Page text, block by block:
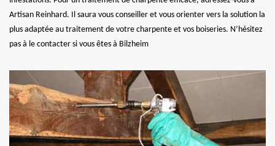
Artisan Reinhard. Il saura vous conseiller et vous orienter vers la solution la
plus adaptée au traitement de votre charpente et vos boiseries. N’hésitez
pas à le contacter si vous êtes à Bilzheim